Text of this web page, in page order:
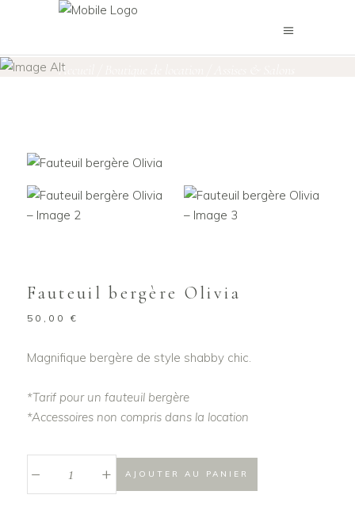
Accueil
Fauteuil bergère Olivia
50,00€
Magnifique bergère de style shabby chic.
*Tarif pour un fauteuil bergère
*Accessoires non compris dans la location
+ AJOUTER AU PANIER